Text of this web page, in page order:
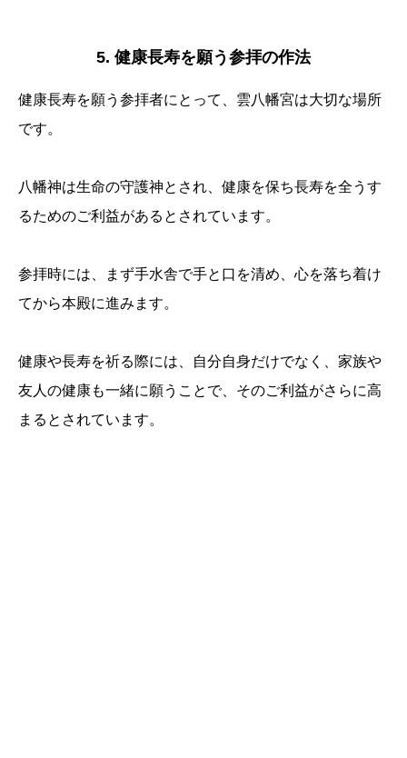
5. 健康長寿を願う参拝の作法
健康長寿を願う参拝者にとって、雲八幡宮は大切な場所
です。
八幡神は生命の守護神とされ、健康を保ち長寿を全うす
るためのご利益があるとされています。
参拝時には、まず手水舎で手と口を清め、心を落ち着け
てから本殿に進みます。
健康や長寿を祈る際には、自分自身だけでなく、家族や
友人の健康も一緒に願うことで、そのご利益がさらに高
まるとされています。